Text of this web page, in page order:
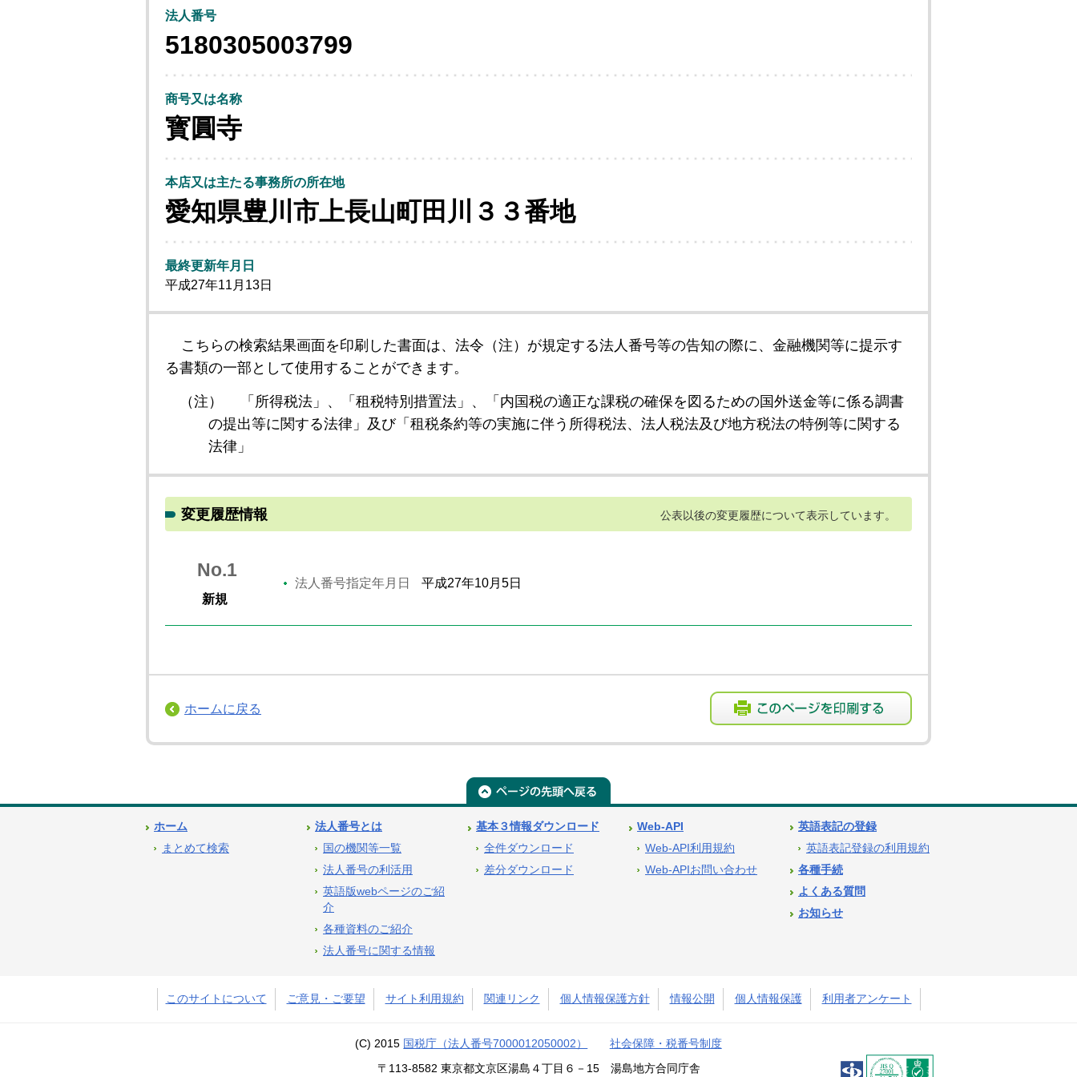
法人番号
5180305003799
商号又は名称
寳圓寺
本店又は主たる事務所の所在地
愛知県豊川市上長山町田川３３番地
最終更新年月日
平成27年11月13日
こちらの検索結果画面を印刷した書面は、法令（注）が規定する法人番号等の告知の際に、金融機関等に提示す
る書類の一部として使用することができます。
（注）
「所得税法」、「租税特別措置法」、「内国税の適正な課税の確保を図るための国外送金等に係る調書
の提出等に関する法律」及び「租税条約等の実施に伴う所得税法、法人税法及び地方税法の特例等に関する
法律」
変更履歴情報 公表以後の変更履歴について表示しています。
No.1
新規
法人番号指定年月日 平成27年10月5日
ホームに戻る
ホーム
まとめて検索
法人番号とは
国の機関等一覧
法人番号の利活用
英語版webページのご紹
介
各種資料のご紹介
法人番号に関する情報
基本３情報ダウンロード
全件ダウンロード
差分ダウンロード
Web-API
Web-API利用規約
Web-APIお問い合わせ
英語表記の登録
英語表記登録の利用規約
各種手続
よくある質問
お知らせ
このサイトについて ご意見・ご要望 サイト利用規約 関連リンク 個人情報保護方針 情報公開 個人情報保護 利用者アンケート
(C) 2015 国税庁（法人番号7000012050002） 社会保障・税番号制度
〒113-8582 東京都文京区湯島４丁目６－15 湯島地方合同庁舎